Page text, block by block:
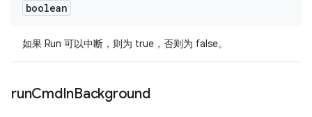
boolean
如果 Run 可以中断，则为 true，否则为 false。
runCmdInBackground